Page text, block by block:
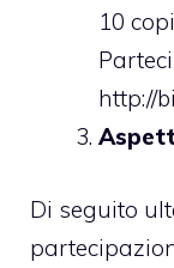
10
http://
Di seguito